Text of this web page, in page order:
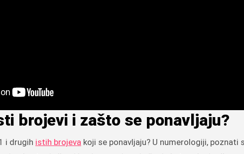
brojevi i zašto se ponavljaju?
i drugih istih brojeva koji se ponavljaju? U numerologiji, poznati